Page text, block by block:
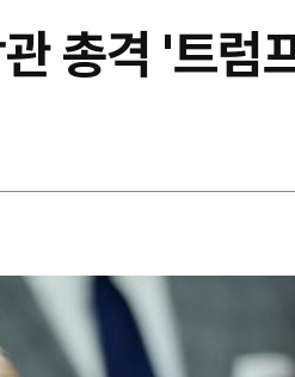
총격 '트럼